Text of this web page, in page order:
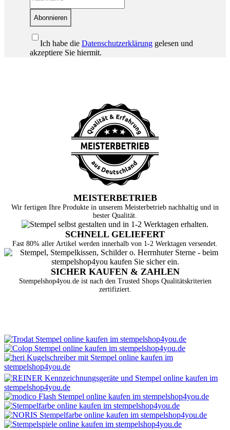
Abonnieren
Ich habe die Datenschutzerklärung gelesen und
akzeptiere Sie hiermit.
MEISTERBETRIEB
Wir fertigen Ihre Produkte in unserem Meisterbetrieb nachhaltig und in
bester Qualität.
SCHNELL GELIEFERT
Fast 80% aller Artikel werden innerhalb von 1-2 Werktagen versendet.
SICHER KAUFEN & ZAHLEN
Stempelshop4you.de ist nach den Trusted Shops Qualitätskriterien
zertifiziert.